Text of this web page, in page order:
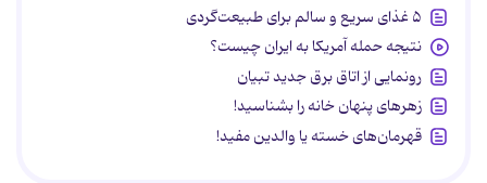
۵ غذای سریع و سالم برای طبیعت‌گردی
نتیجه حمله آمریکا به ایران چیست؟
رونمایی از اتاق برق جدید تبیان
زهرهای پنهان خانه را بشناسید!
قهرمان‌های خسته یا والدین مفید!